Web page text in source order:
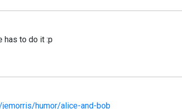
has to do it :p
humor/alice-and-bob